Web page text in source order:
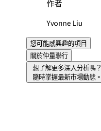
作者
Yvonne Liu
您可能感興趣的項目
關於仲量聯行
想了解更多深入分析嗎？
隨時掌握最新市場動態。